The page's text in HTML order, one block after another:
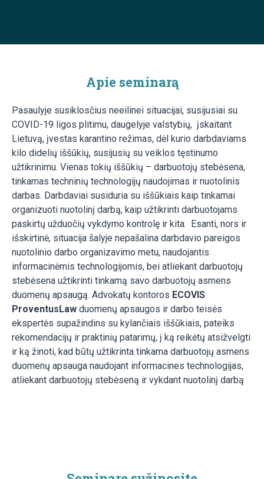
Apie seminarą
Pasaulyje susiklosčius neeilinei situacijai, susijusiai su
COVID-19 ligos plitimu, daugelyje valstybių, įskaitant
Lietuvą, įvestas karantino režimas, dėl kurio darbdaviams
kilo didelių iššūkių, susijusių su veiklos tęstinumo
užtikrinimu. Vienas tokių iššūkių – darbuotojų stebėsena,
tinkamas techninių technologijų naudojimas ir nuotolinis
darbas. Darbdaviai susiduria su iššūkiais kaip tinkamai
organizuoti nuotolinį darbą, kaip užtikrinti darbuotojams
paskirtų užduočių vykdymo kontrolę ir kita. Esanti, nors ir
išskirtinė, situacija šalyje nepašalina darbdavio pareigos
nuotolinio darbo organizavimo metu, naudojantis
informacinėmis technologijomis, bei atliekant darbuotojų
stebėsena užtikrinti tinkamą savo darbuotojų asmens
duomenų apsaugą. Advokatų kontoros ECOVIS
ProventusLaw duomenų apsaugos ir darbo teisės
ekspertės supažindins su kylančiais iššūkiais, pateiks
rekomendacijų ir praktinių patarimų, į ką reikėtų atsižvelgti
ir ką žinoti, kad būtų užtikrinta tinkama darbuotojų asmens
duomenų apsauga naudojant informacines technologijas,
atliekant darbuotojų stebėseną ir vykdant nuotolinį darbą